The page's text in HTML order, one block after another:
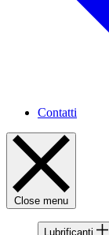
Contatti
Close menu
Lubrificanti